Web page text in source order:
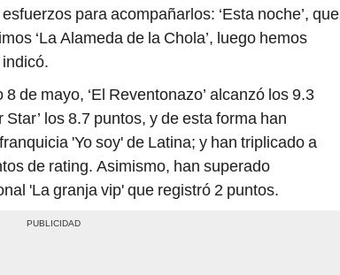
para acompañarlos: ‘Esta noche’, que
‘La Alameda de la Chola’, luego hemos
indicó.
de mayo, ‘El Reventonazo’ alcanzó los 9.3
los 8.7 puntos, y de esta forma han
'Yo soy' de Latina; y han triplicado a
de rating. Asimismo, han superado
'La granja vip' que registró 2 puntos.